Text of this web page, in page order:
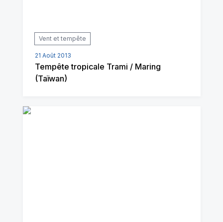
Vent et tempête
21 Août 2013
Tempête tropicale Trami / Maring
(Taïwan)